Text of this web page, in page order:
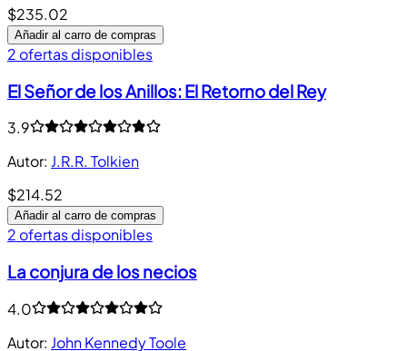
$235.02
Añadir al carro de compras
2 ofertas disponibles
El Señor de los Anillos: El Retorno del Rey
3.9
Autor: J.R.R. Tolkien
$214.52
Añadir al carro de compras
2 ofertas disponibles
La conjura de los necios
4.0
Autor: John Kennedy Toole